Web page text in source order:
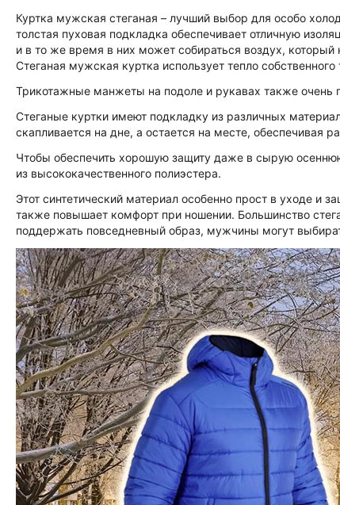
Куртка мужская стеганая – лучший выбор для особо
толстая пуховая подкладка обеспечивает отличную
и в то же время в них может собираться воздух,
Стеганая мужская куртка использует тепло
Трикотажные манжеты на подоле и рукавах также очень
Стеганые куртки имеют подкладку из различных
скапливается на дне, а остается на месте, обеспечивая
Чтобы обеспечить хорошую защиту даже в сырую
из высококачественного полиэстера.
Этот синтетический материал особенно прост в уходе
также повышает комфорт при ношении. Большинство
поддержать повседневный образ, мужчины могут